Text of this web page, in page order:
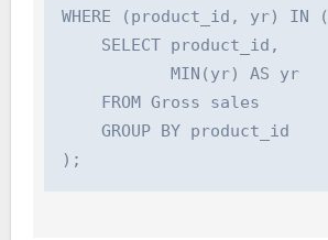
WHERE (product_id, yr) IN (
    SELECT product_id,
           MIN(yr) AS yr
    FROM Gross sales
    GROUP BY product_id